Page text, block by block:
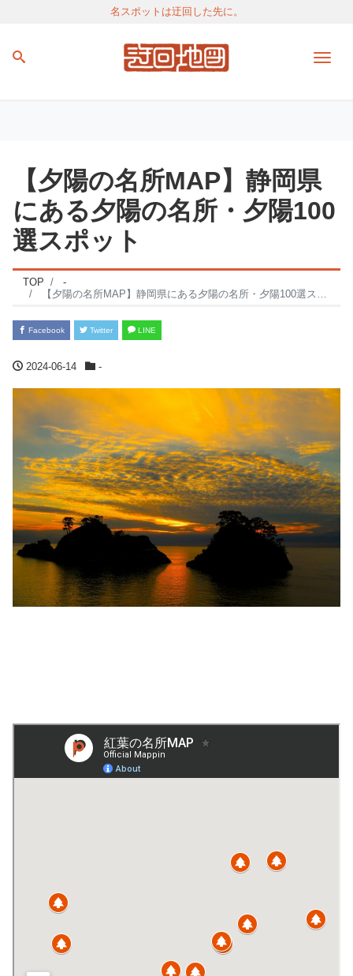
名スポットは迂回した先に。
【夕陽の名所MAP】静岡県
にある夕陽の名所・夕陽100
選スポット
TOP
-
【夕陽の名所MAP】静岡県にある夕陽の名所・夕陽100選スポット
Facebook Twitter LINE
2024-06-14 -